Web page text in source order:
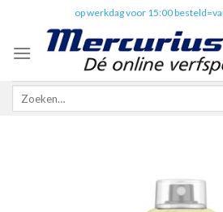
content
op werkdag voor 15:00
Zoeken